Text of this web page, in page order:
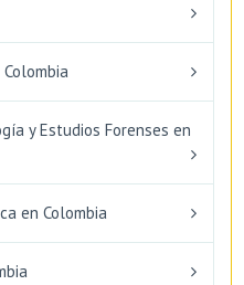
y Estudios Forenses en
en Colombia